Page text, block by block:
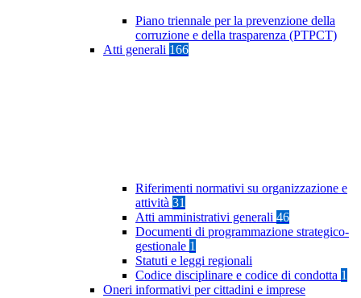
Piano triennale per la prevenzione della
corruzione e della trasparenza (PTPCT)
Atti generali 166
Riferimenti normativi su organizzazione e
attività 31
Atti amministrativi generali 46
Documenti di programmazione strategico-
gestionale 1
Statuti e leggi regionali
Codice disciplinare e codice di condotta 1
Oneri informativi per cittadini e imprese